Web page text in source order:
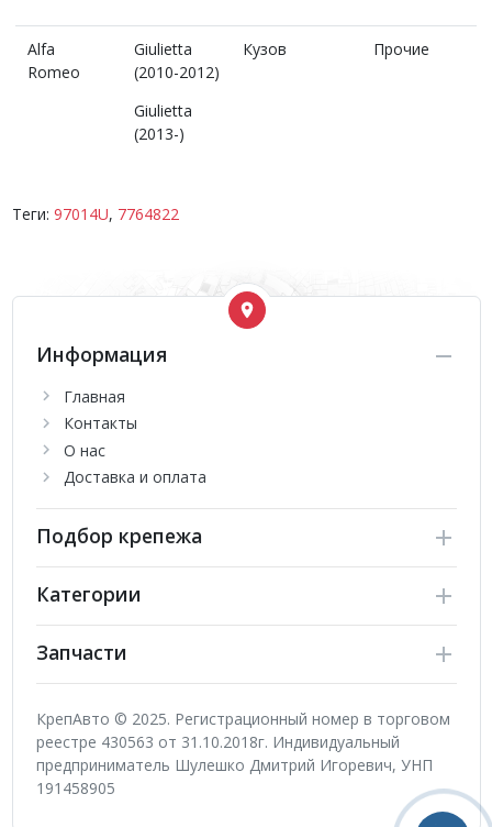
Alfa
Romeo
Giulietta
(2010-2012)
Giulietta
(2013-)
Кузов Прочие
Теги: 97014U, 7764822
Информация
Главная
Контакты
О нас
Доставка и оплата
Подбор крепежа
Категории
Запчасти
КрепАвто © 2025. Регистрационный номер в торговом
реестре 430563 от 31.10.2018г. Индивидуальный
предприниматель Шулешко Дмитрий Игоревич, УНП
191458905